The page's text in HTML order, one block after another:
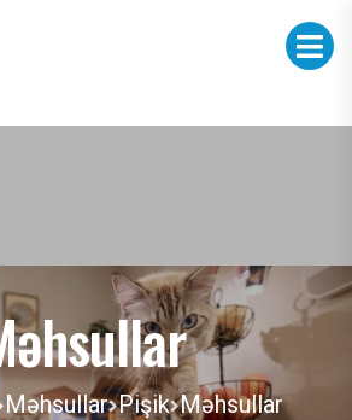
Məhsullar Pişik Məhsullar